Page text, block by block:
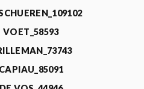
VOET_58593